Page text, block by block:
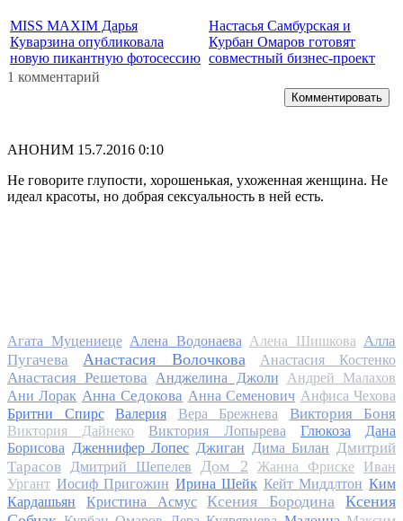
MISS MAXIM Дарья
Куварзина опубликовала
новую пикантную фотосессию
Настасья Самбурская и
Курбан Омаров готовят
совместный бизнес-проект
1 комментарий
Комментировать
АНОНИМ 15.7.2016 0:10
Не говорите глупости, хорошенькая, ухоженная женщина. Не
идеал красоты, но добрая сексуальность в ней есть.
Агата Муцениеце Алена Водонаева Алена Шишкова Алла
Пугачева
Анастасия Волочкова Анастасия Костенко
Анастасия Решетова Анджелина Джоли
Андрей Малахов
Ани Лорак Анна Седокова Анна Семенович Анфиса Чехова
Бритни Спирс
Валерия Вера Брежнева Виктория Боня
Виктория Дайнеко Виктория Лопырева Глюкоза
Дана
Борисова Дженнифер Лопес Джиган Дима Билан Дмитрий
Тарасов
Дмитрий Шепелев Дом 2 Жанна Фриске
Иван
Ургант Иосиф Пригожин Ирина Шейк Кейт Миддлтон Ким
Кардашьян
Кристина Асмус Ксения Бородина
Ксения